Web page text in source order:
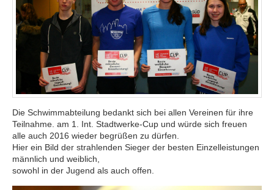
Die Schwimmabteilung bedankt sich bei allen Vereinen für ihre
Teilnahme. am 1. Int. Stadtwerke-Cup und würde sich freuen
alle auch 2016 wieder begrüßen zu dürfen.
Hier ein Bild der strahlenden Sieger der besten Einzelleistungen
männlich und weiblich,
sowohl in der Jugend als auch offen.